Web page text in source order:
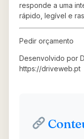
responde a uma
rápido, legível e
Pedir orçamento
Desenvolvido por
https://driveweb.pt